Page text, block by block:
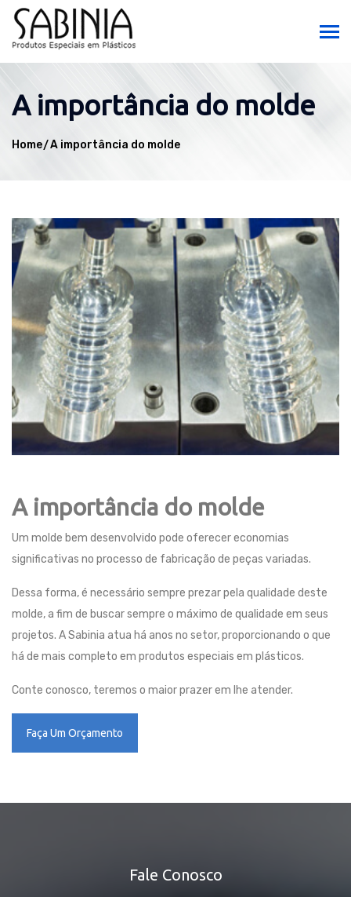
A importância do molde
Home A importância do molde
A importância do molde
Um molde bem desenvolvido pode oferecer economias
significativas no processo de fabricação de peças variadas.
Dessa forma, é necessário sempre prezar pela qualidade deste
molde, a fim de buscar sempre o máximo de qualidade em seus
projetos. A Sabinia atua há anos no setor, proporcionando o que
há de mais completo em produtos especiais em plásticos.
Conte conosco, teremos o maior prazer em lhe atender.
Faça Um Orçamento
Fale Conosco